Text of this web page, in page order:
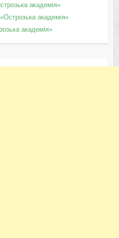
академія»
академія»
академія»